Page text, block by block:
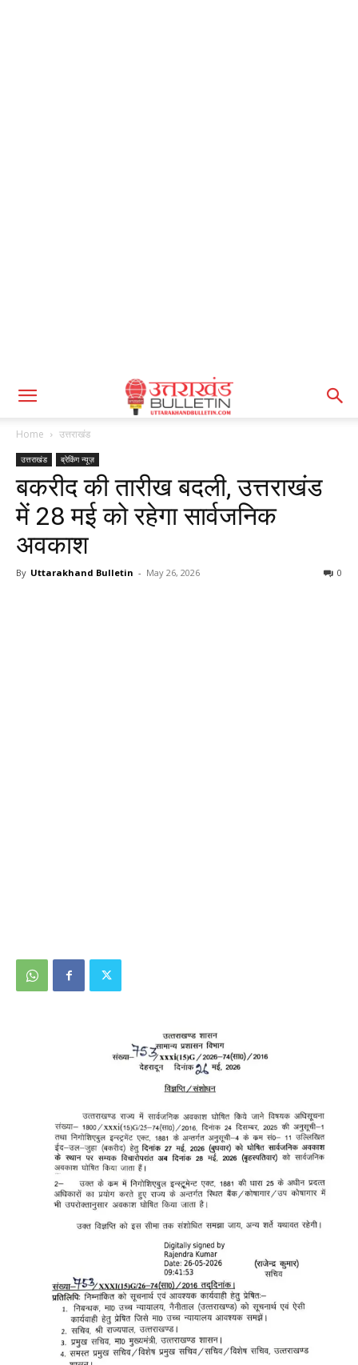
Home उत्तराखंड
उत्तराखंड ब्रेकिंग न्यूज़
बकरीद की तारीख बदली, उत्तराखंड
में 28 मई को रहेगा सार्वजनिक
अवकाश
By Uttarakhand Bulletin - May 26, 2026 0